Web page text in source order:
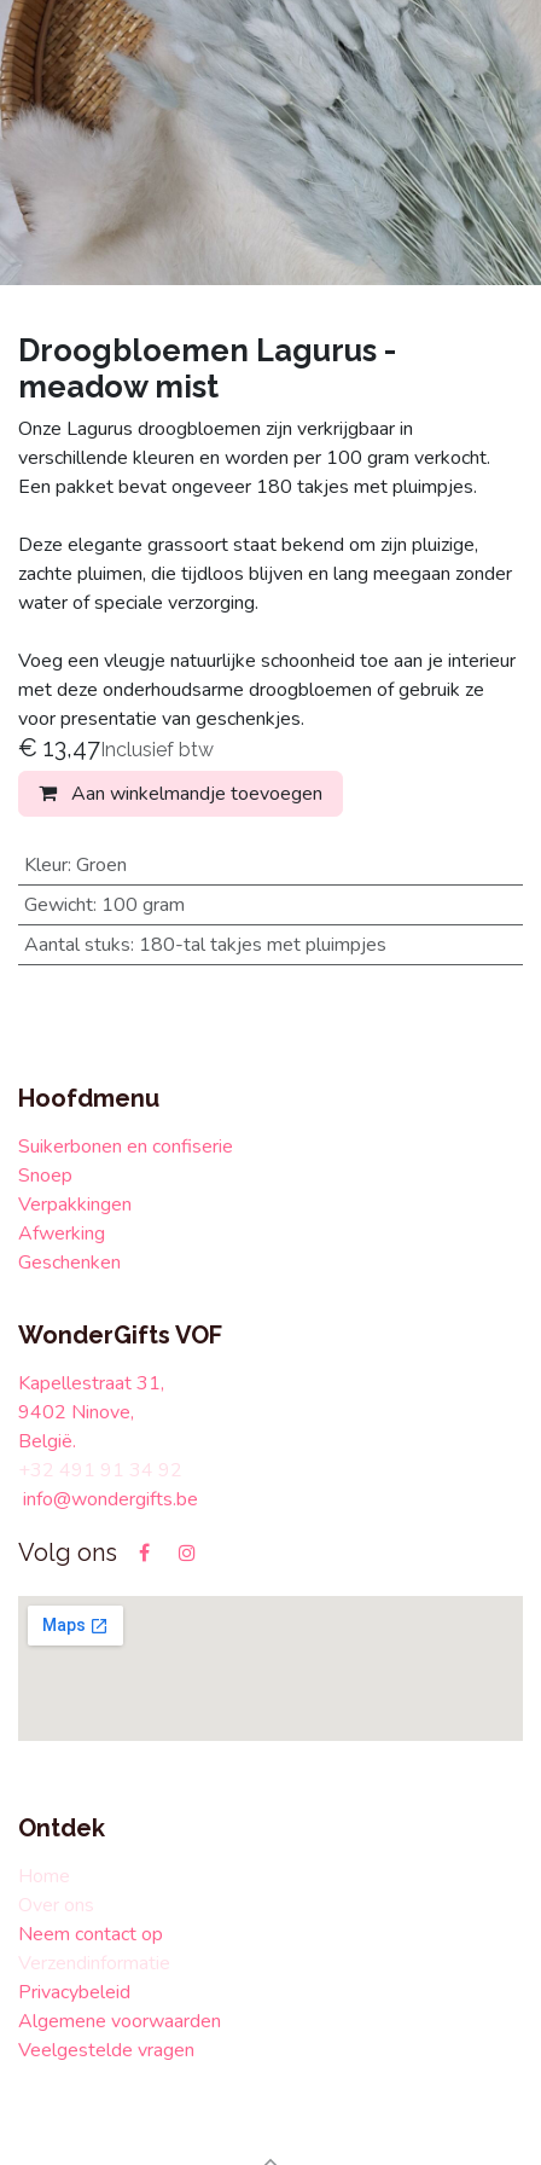
Droogbloemen Lagurus -
meadow mist
Onze Lagurus droogbloemen zijn verkrijgbaar in
verschillende kleuren en worden per 100 gram verkocht.
Een pakket bevat ongeveer 180 takjes met pluimpjes.
Deze elegante grassoort staat bekend om zijn pluizige,
zachte pluimen, die tijdloos blijven en lang meegaan zonder
water of speciale verzorging.
Voeg een vleugje natuurlijke schoonheid toe aan je interieur
met deze onderhoudsarme droogbloemen of gebruik ze
voor presentatie van geschenkjes.
€ 13,47Inclusief btw
Aan winkelmandje toevoegen
Kleur: Groen
Gewicht: 100 gram
Aantal stuks: 180-tal takjes met pluimpjes
Hoofdmenu
Suikerbonen en confiserie
Snoep
Verpakkingen
Afwerking
Geschenken
WonderGifts VOF
Kapellestraat 31,
9402 Ninove,
België.
+32 491 91 34 92
info@wondergifts.be
Volg ons
Ontdek
Home
Over ons
Neem contact op
Verzendinformatie
Privacybeleid
Algemene voorwaarden
Veelgestelde vragen